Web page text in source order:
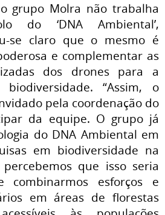
grupo Molra não trabalha
do ‘DNA Ambiental’,
se claro que o mesmo é
e complementar as
dos drones para a
“Assim, o
pela coordenação do
da equipe. O grupo já
do DNA Ambiental em
em biodiversidade na
que isso seria
combinarmos esforços e
em áreas de florestas